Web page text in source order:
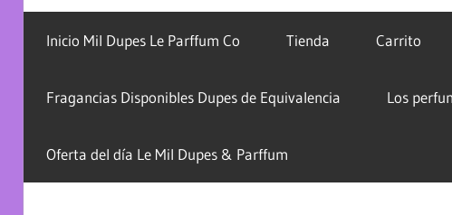
Inicio Mil Dupes Le Parffum Co Tienda Carrito
Fragancias Disponibles Dupes de Equivalencia Los
Oferta del día Le Mil Dupes & Parffum